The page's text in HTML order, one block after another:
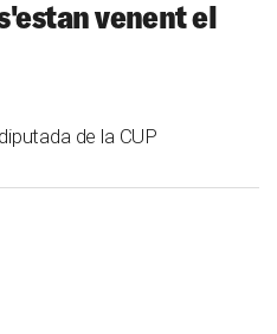
venent el
de la CUP